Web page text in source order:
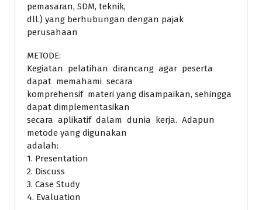
pemasaran, SDM, teknik,
dll.) yang berhubungan dengan pajak
perusahaan
METODE:
Kegiatan pelatihan dirancang agar peserta
dapat memahami secara
komprehensif materi yang disampaikan, sehingga
dapat dimplementasikan
secara aplikatif dalam dunia kerja. Adapun
metode yang digunakan
adalah:
1. Presentation
2. Discuss
3. Case Study
4. Evaluation